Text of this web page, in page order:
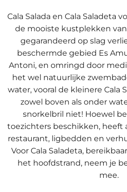
Cala Salada en Cala Saladeta
de mooiste kustplekken
gegarandeerd op slag
beschermde gebied Es
Antoni, en omringd door
het wel natuurlijke
water, vooral de kleinere Cala
zowel boven als onder
snorkelbril niet! Hoewel
toezichters beschikken, heeft
restaurant, ligbedden en
Voor Cala Saladeta,
het hoofdstrand, neem je
mee.